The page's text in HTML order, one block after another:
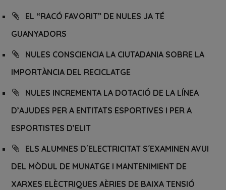
EL “RACÓ FAVORIT” DE NULES JA TÉ
GUANYADORS
NULES CONSCIENCIA LA CIUTADANIA SOBRE LA
IMPORTÀNCIA DEL RECICLATGE
NULES INCREMENTA LA DOTACIÓ DE LA LÍNEA
D’AJUDES PER A ENTITATS ESPORTIVES I PER A
ESPORTISTES D’ELIT
ELS ALUMNES D´ELECTRICITAT S´EXAMINEN AVUI
DEL MÒDUL DE MUNATGE I MANTENIMIENT DE
XARXES ELÈCTRIQUES AÈRIES DE BAIXA TENSIÓ